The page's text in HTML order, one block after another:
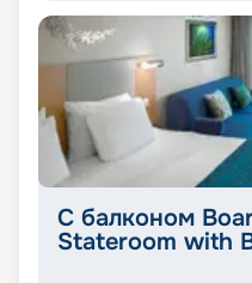
С балконом
Stateroom with